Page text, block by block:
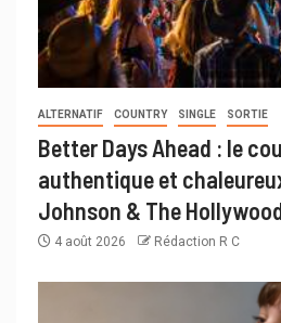
ALTERNATIF COUNTRY SINGLE SORTIE
Better Days Ahead : le
authentique et
Johnson & The
4 août 2026 Rédaction R C